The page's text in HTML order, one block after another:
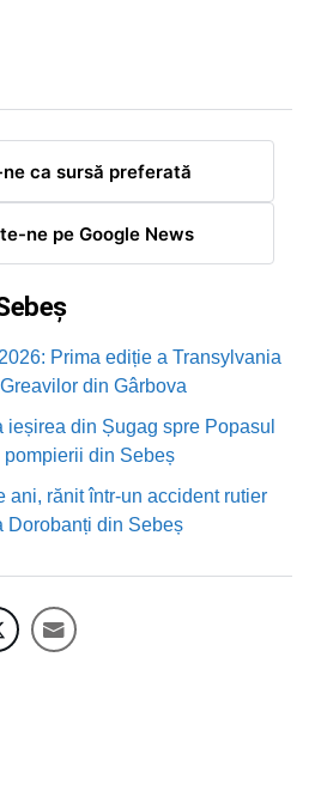
ca sursă preferată
ne pe Google News
Prima ediție a Transylvania
din Gârbova
ieșirea din Șugag spre Popasul
pompierii din Sebeș
ani, rănit într-un accident rutier
Dorobanți din Sebeș